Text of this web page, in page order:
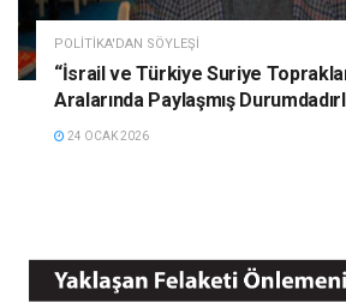
POLITIKA'DAN SÖYLEŞI
“İsrail ve Türkiye Suriye
Aralarında Paylaşmış
24 OCAK 2026